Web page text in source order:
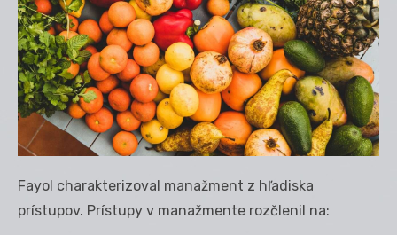
Fayol charakterizoval manažment z hľadiska
prístupov. Prístupy v manažmente rozčlenil na: